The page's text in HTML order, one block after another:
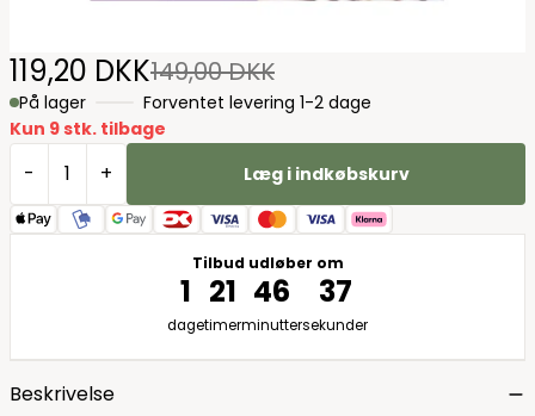
119,20 DKK149,00 DKK
På lager
Forventet levering 1-2 dage
Kun 9 stk. tilbage
- + Læg i indkøbskurv
Tilbud udløber om
1
dage
21
timer
46
minutter
36
sekunder
Beskrivelse